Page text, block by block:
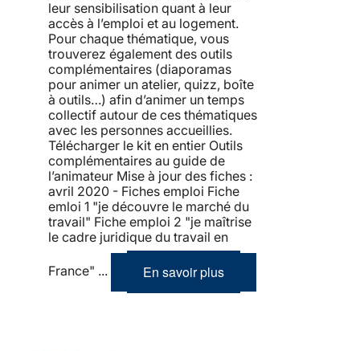
leur sensibilisation quant à leur
accès à l’emploi et au logement.
Pour chaque thématique, vous
trouverez également des outils
complémentaires (diaporamas
pour animer un atelier, quizz, boîte
à outils…) afin d’animer un temps
collectif autour de ces thématiques
avec les personnes accueillies.
Télécharger le kit en entier Outils
complémentaires au guide de
l’animateur Mise à jour des fiches :
avril 2020 - Fiches emploi Fiche
emloi 1 "je découvre le marché du
travail" Fiche emploi 2 "je maîtrise
le cadre juridique du travail en
France" ... En savoir plus